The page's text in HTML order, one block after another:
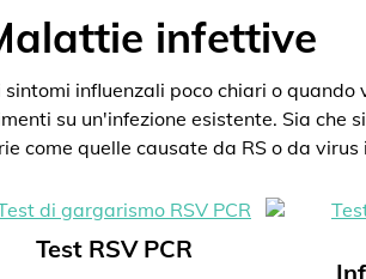
infettive
influenzali poco chiari o
su un'infezione esistente. Sia
come quelle causate da RS o da virus
Test RSV PCR